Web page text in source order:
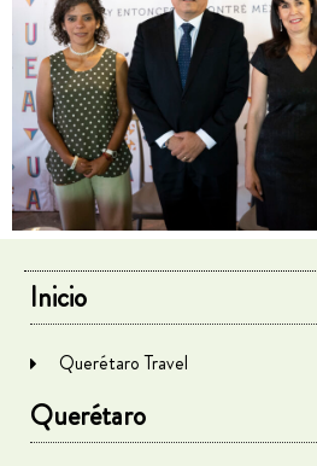
Inicio
Querétaro Travel
Querétaro